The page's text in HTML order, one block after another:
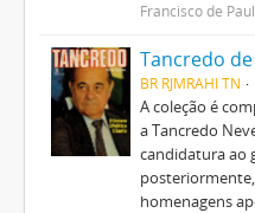
Francisco de
Tancredo
BR RJMRAHI TN
A coleção é
a Tancredo
candidatura ao
homenagens